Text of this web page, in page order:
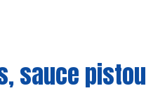
sauce pistou